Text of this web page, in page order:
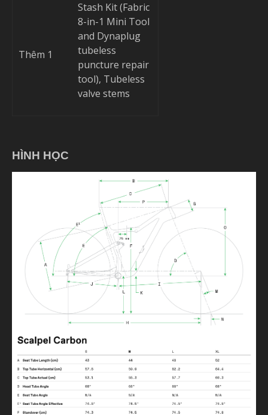
Thêm 1
Stash Kit (Fabric
8-in-1 Mini Tool
and Dynaplug
tubeless
puncture repair
tool), Tubeless
valve stems
HÌNH HỌC